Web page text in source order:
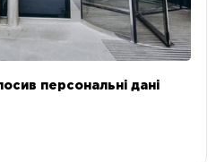
персональні дані